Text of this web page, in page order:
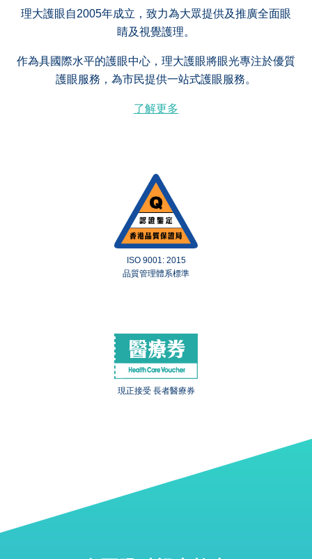
理大護眼自2005年成立，致力為大眾提供及推廣全面眼
睛及視覺護理。
作為具國際水平的護眼中心，理大護眼將眼光專注於優質
護眼服務，為市民提供一站式護眼服務。
了解更多
ISO 9001: 2015
品質管理體系標準
現正接受 長者醫療券